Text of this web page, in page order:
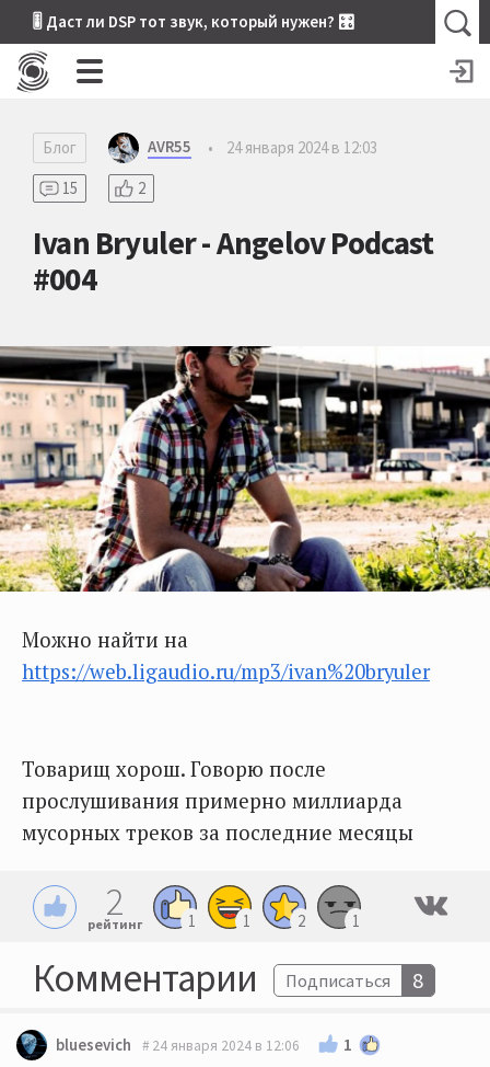
🎚 Даст ли DSP тот звук, который нужен? 🎛
Блог AVR55 •
24 января 2024 в 12:03
15
2
Ivan Bryuler - Angelov Podcast
#004
Можно найти на
https://web.ligaudio.ru/mp3/ivan%20bryuler
Товарищ хорош. Говорю после
прослушивания примерно миллиарда
мусорных треков за последние месяцы
2
рейтинг 1 1 2 1
Комментарии Подписаться 8
bluesevich 24 января 2024 в 12:06 1